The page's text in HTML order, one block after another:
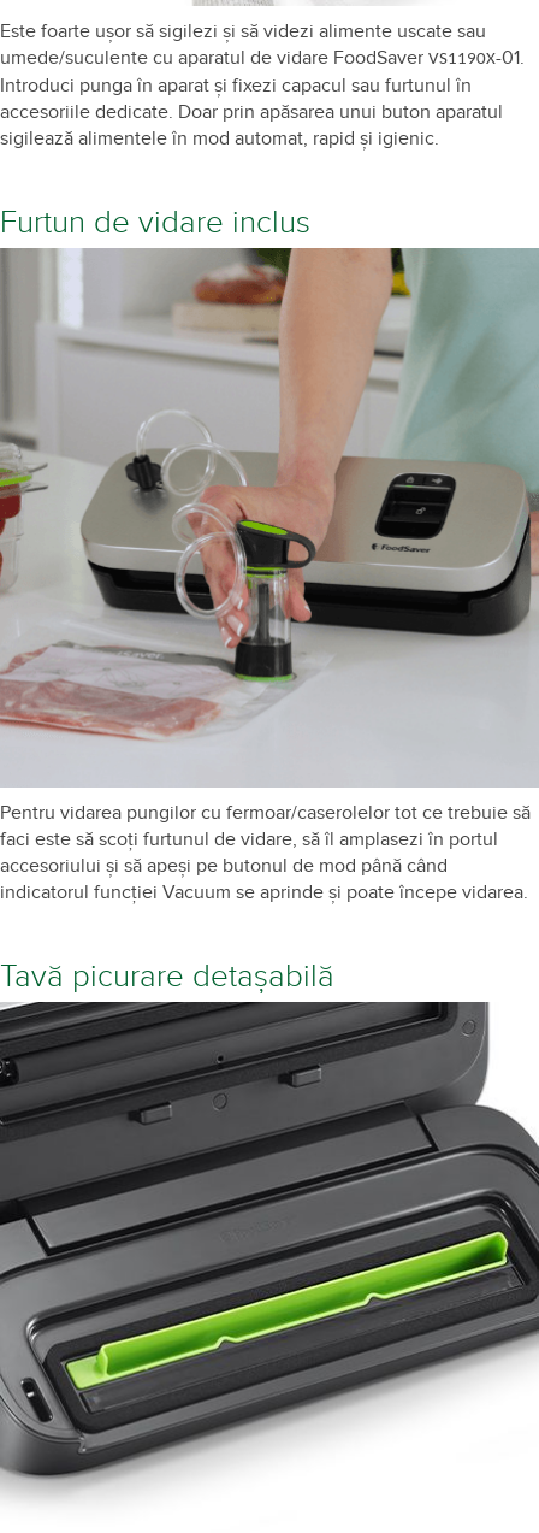
Este foarte ușor să sigilezi și să videzi alimente uscate sau
umede/suculente cu aparatul de vidare FoodSaver
Introduci punga în aparat și fixezi capacul sau furtunul în
accesoriile dedicate. Doar prin apăsarea unui buton aparatul
sigilează alimentele în mod automat, rapid și igienic.
Furtun de vidare inclus
Pentru vidarea pungilor cu fermoar/caserolelor tot ce trebuie să
faci este să scoți furtunul de vidare, să îl amplasezi în portul
accesoriului și să apeși pe butonul de mod până când
indicatorul funcției Vacuum se aprinde și poate începe vidarea.
Tavă picurare detașabilă